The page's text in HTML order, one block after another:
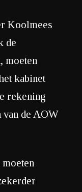
Koolmees
de
moeten
kabinet
rekening
van de AOW